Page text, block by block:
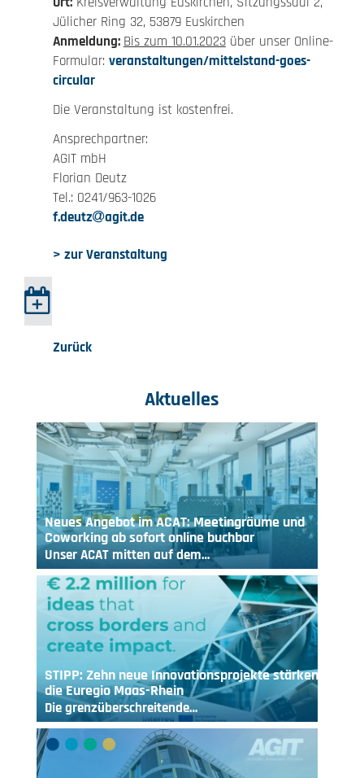
Jülicher Ring 32, 53879 Euskirchen​
Anmeldung: Bis zum 10.01.2023über unser Online-
Formular: veranstaltungen/mittelstand-goes-
circular
Die Veranstaltung ist kostenfrei.
Ansprechpartner:
AGIT mbH
Florian Deutz
Tel.: 0241/963-1026
f.deutz
agit.de
> zur Veranstaltung
Zurück
Aktuelles
Neues Angebot im ACAT: Meetingräume und
Coworking ab sofort online buchbar
Unser ACAT mitten auf dem…
STIPP: Zehn neue Innovationsprojekte stärken
die Euregio Maas-Rhein
Die grenzüberschreitende…